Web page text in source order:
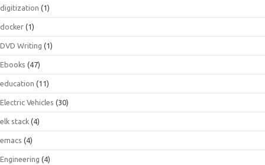
digitization (1)
docker (1)
DVD Writing (1)
Ebooks (47)
education (11)
Electric Vehicles (30)
elk stack (4)
emacs (4)
Engineering (4)